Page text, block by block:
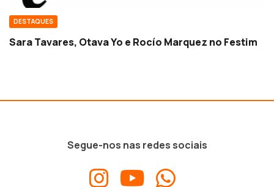
DESTAQUES
Sara Tavares, Otava Yo e Rocío Marquez no Festim
Segue-nos nas redes sociais